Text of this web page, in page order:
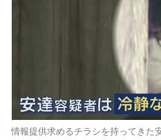
情報提供求めるチラシを持ってきた